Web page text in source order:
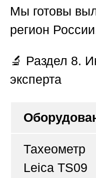
Мы готовы
регион
🔬 Раздел 8.
эксперта
Тахеометр
Leica TS09